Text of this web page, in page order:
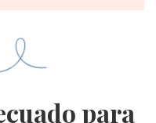
para